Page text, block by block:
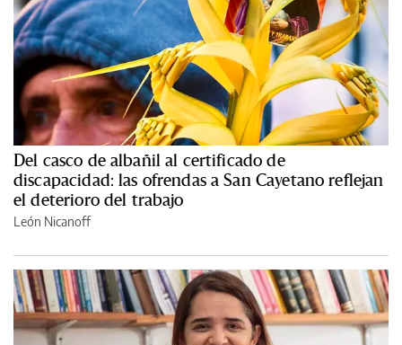
Del casco de albañil al certificado de
discapacidad: las ofrendas a San Cayetano reflejan
el deterioro del trabajo
León Nicanoff